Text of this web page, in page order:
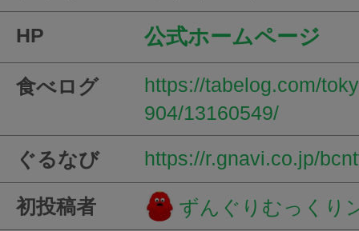
HP 公式ホームページ
食べログ
https://tabelog.com/
904/13160549/
ぐるなび https://r.gnavi.co.jp/
初投稿者 ずんぐりむっくり